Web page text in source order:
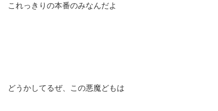
これっきりの本番のみなんだよ
どうかしてるぜ、この悪魔どもは